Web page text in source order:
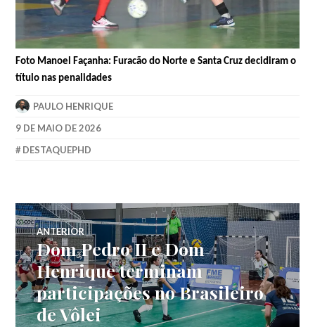
Foto Manoel Façanha: Furacão do Norte e Santa Cruz decidiram o
título nas penalidades
PAULO HENRIQUE
9 DE MAIO DE 2026
DESTAQUEPHD
ANTERIOR
Dom Pedro II e Dom
Henrique terminam
participações no Brasileiro
de Vôlei